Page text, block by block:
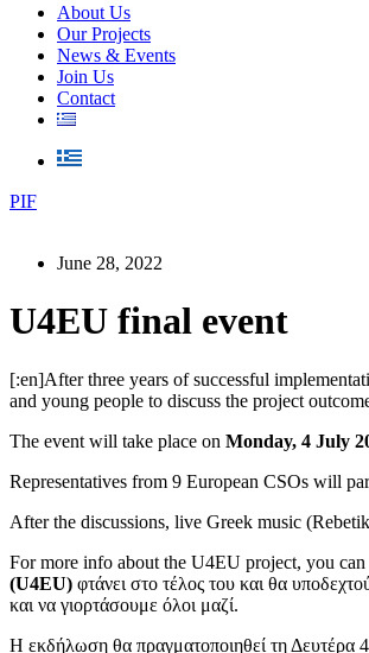
About Us
Our Projects
News & Events
Join Us
Contact
PIF
June 28, 2022
U4EU final event
[:en]After three years of successful
and young people to discuss the project
The event will take place on Monday, 4 July
Representatives from 9 European CSOs will
After the discussions, live Greek music
For more info about the U4EU project, you
(U4EU) φτάνει στο τέλος του και θα
και να γιορτάσουμε όλοι μαζί.
Η εκδήλωση θα πραγματοποιηθεί τη